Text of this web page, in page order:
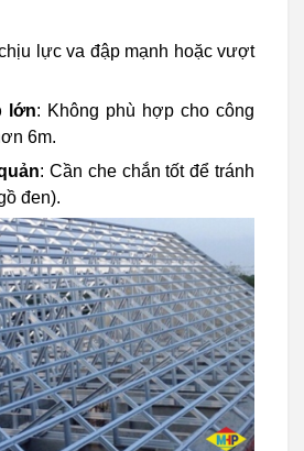
lực va đập mạnh hoặc vượt
lớn: Không phù hợp cho công
6m.
: Cần che chắn tốt để tránh
đen).